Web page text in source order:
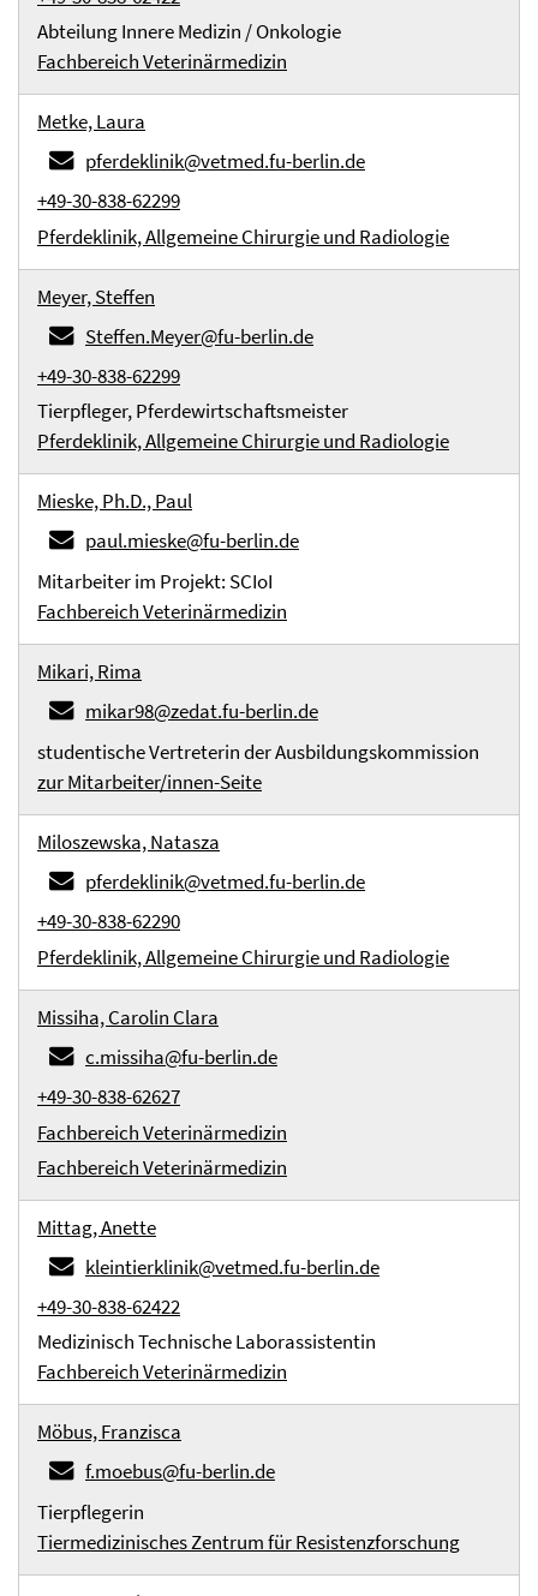
Abteilung Innere Medizin / Onkologie
Fachbereich Veterinärmedizin
Metke, Laura
pferdeklinik@vetmed.fu-berlin.de
+49-30-838-62299
Pferdeklinik, Allgemeine Chirurgie und Radiologie
Meyer, Steffen
Steffen.Meyer@fu-berlin.de
+49-30-838-62299
Tierpfleger, Pferdewirtschaftsmeister
Pferdeklinik, Allgemeine Chirurgie und Radiologie
Mieske, Ph.D., Paul
paul.mieske@fu-berlin.de
Mitarbeiter im Projekt: SCIoI
Fachbereich Veterinärmedizin
Mikari, Rima
mikar98@zedat.fu-berlin.de
studentische Vertreterin der Ausbildungskommission
zur Mitarbeiter/innen-Seite
Miloszewska, Natasza
pferdeklinik@vetmed.fu-berlin.de
+49-30-838-62290
Pferdeklinik, Allgemeine Chirurgie und Radiologie
Missiha, Carolin Clara
c.missiha@fu-berlin.de
+49-30-838-62627
Fachbereich Veterinärmedizin
Fachbereich Veterinärmedizin
Mittag, Anette
kleintierklinik@vetmed.fu-berlin.de
+49-30-838-62422
Medizinisch Technische Laborassistentin
Fachbereich Veterinärmedizin
Möbus, Franzisca
f.moebus@fu-berlin.de
Tierpflegerin
Tiermedizinisches Zentrum für Resistenzforschung